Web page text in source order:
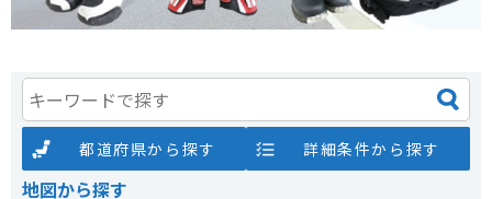
都道府県から探す 詳細条件から探す
地図から探す